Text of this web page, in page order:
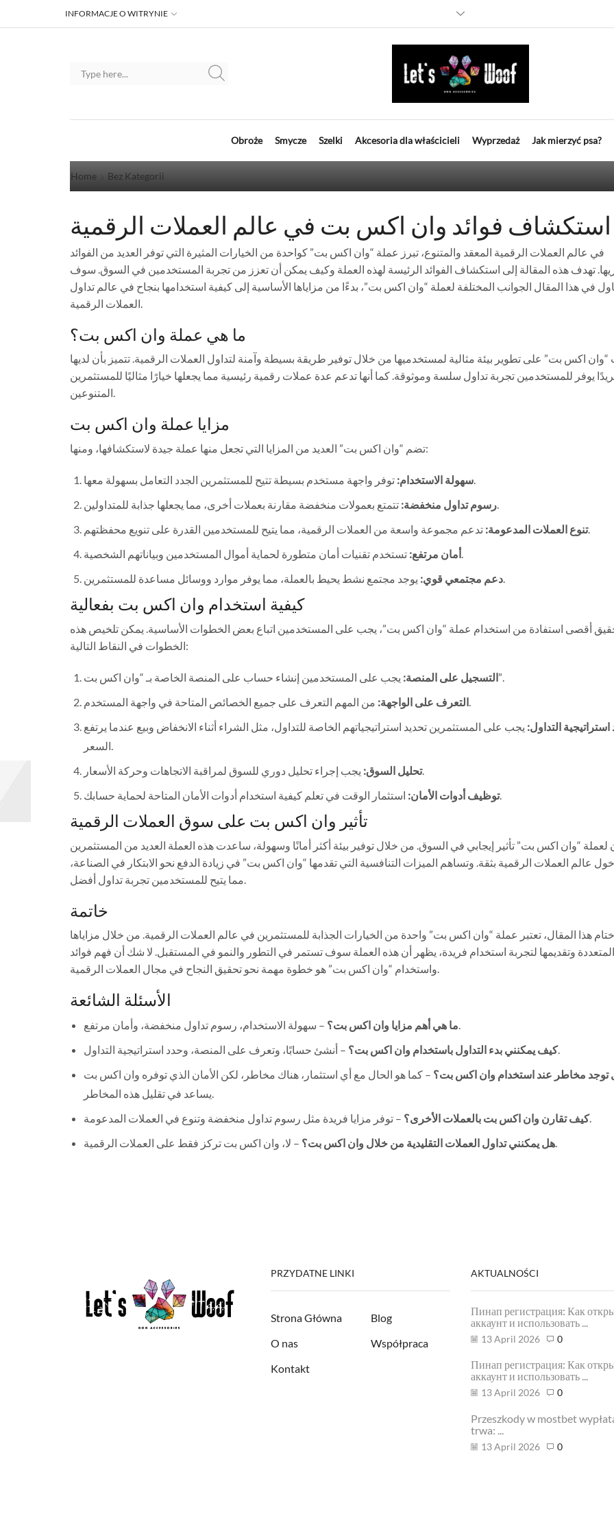
INFORMACJE O WITRYNIE
Obroże Smycze Szelki Akcesoria dla właścicieli Wyprzedaż Jak mierzyć psa?
Home Bez Kategorii
فوائد وان اكس بت في عالم العملات الرقمية
استكشاف فوائد وان اكس بت في عالم العملات الرقمية
في عالم العملات الرقمية المعقد والمتنوع، تبرز عملة “وان اكس بت” كواحدة من الخيارات المثيرة التي توفر العديد من الفوائد
تهدف هذه المقالة إلى استكشاف الفوائد الرئيسة لهذه العملة وكيف يمكن أن تعزز من تجربة المستخدمين في السوق. سوف
في هذا المقال الجوانب المختلفة لعملة “وان اكس بت”، بدءًا من مزاياها الأساسية إلى كيفية استخدامها بنجاح في عالم تداول
ما هي عملة وان اكس بت؟
اكس بت” على تطوير بيئة مثالية لمستخدميها من خلال توفير طريقة بسيطة وآمنة لتداول العملات الرقمية. تتميز بأن لديها
يوفر للمستخدمين تجربة تداول سلسة وموثوقة. كما أنها تدعم عدة عملات رقمية رئيسية مما يجعلها خيارًا مثاليًا للمستثمرين
المتنوعين.
مزايا عملة وان اكس بت
تضم “وان اكس بت” العديد من المزايا التي تجعل منها عملة جيدة لاستكشافها، ومنها:
سهولة الاستخدام:توفر واجهة مستخدم بسيطة تتيح للمستثمرين الجدد التعامل بسهولة معها.
رسوم تداول منخفضة:تتمتع بعمولات منخفضة مقارنة بعملات أخرى، مما يجعلها جذابة للمتداولين.
تنوع العملات المدعومة:تدعم مجموعة واسعة من العملات الرقمية، مما يتيح للمستخدمين القدرة على تنويع محفظتهم.
أمان مرتفع:تستخدم تقنيات أمان متطورة لحماية أموال المستخدمين وبياناتهم الشخصية.
دعم مجتمعي قوي:يوجد مجتمع نشط يحيط بالعملة، مما يوفر موارد ووسائل مساعدة للمستثمرين.
كيفية استخدام وان اكس بت بفعالية
أقصى استفادة من استخدام عملة “وان اكس بت”، يجب على المستخدمين اتباع بعض الخطوات الأساسية. يمكن تلخيص هذه
الخطوات في النقاط التالية:
التسجيل على المنصة:يجب على المستخدمين إنشاء حساب على المنصة الخاصة بـ “وان اكس بت”.
التعرف على الواجهة:من المهم التعرف على جميع الخصائص المتاحة في واجهة المستخدم.
استراتيجية التداول: يجب على المستثمرين تحديد استراتيجياتهم الخاصة للتداول، مثل الشراء أثناء الانخفاض وبيع عندما يرتفع
السعر.
تحليل السوق:يجب إجراء تحليل دوري للسوق لمراقبة الاتجاهات وحركة الأسعار.
توظيف أدوات الأمان:استثمار الوقت في تعلم كيفية استخدام أدوات الأمان المتاحة لحماية حسابك.
تأثير وان اكس بت على سوق العملات الرقمية
لعملة “وان اكس بت” تأثير إيجابي في السوق. من خلال توفير بيئة أكثر أمانًا وسهولة، ساعدت هذه العملة العديد من المستثمرين
عالم العملات الرقمية بثقة. وتساهم الميزات التنافسية التي تقدمها “وان اكس بت” في زيادة الدفع نحو الابتكار في الصناعة،
خاتمة
هذا المقال، تعتبر عملة “وان اكس بت” واحدة من الخيارات الجذابة للمستثمرين في عالم العملات الرقمية. من خلال مزاياها
المتعددة وتقديمها لتجربة استخدام فريدة، يظهر أن هذه العملة سوف تستمر في التطور والنمو في المستقبل. لا شك أن فهم فوائد
واستخدام “وان اكس بت” هو خطوة مهمة نحو تحقيق النجاح في مجال العملات الرقمية.
الأسئلة الشائعة
ما هي أهم مزايا وان اكس بت؟– سهولة الاستخدام، رسوم تداول منخفضة، وأمان مرتفع.
كيف يمكنني بدء التداول باستخدام وان اكس بت؟– أنشئ حسابًا، وتعرف على المنصة، وحدد استراتيجية التداول.
توجد مخاطر عند استخدام وان اكس بت؟ – كما هو الحال مع أي استثمار، هناك مخاطر، لكن الأمان الذي توفره وان اكس بت
يساعد في تقليل هذه المخاطر.
كيف تقارن وان اكس بت بالعملات الأخرى؟– توفر مزايا فريدة مثل رسوم تداول منخفضة وتنوع في العملات المدعومة.
هل يمكنني تداول العملات التقليدية من خلال وان اكس بت؟– لا، وان اكس بت تركز فقط على العملات الرقمية.
PRZYDATNE LINKI
Strona Główna
O nas
Kontakt
Blog
Współpraca
AKTUALNOŚCI
Пинап регистрация: Как
аккаунт и использовать ...
13 April 2026 0
Пинап регистрация: Как
аккаунт и использовать ...
13 April 2026 0
Przeszkody w mostbet
trwa: ...
13 April 2026 0